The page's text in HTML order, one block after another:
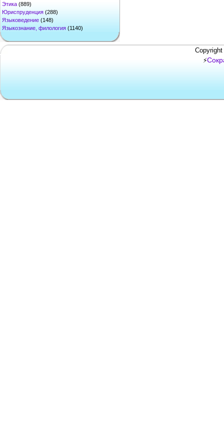
Этика (889)
Юриспруденция (288)
Языковедение (148)
Языкознание, филология (1140)
⚡